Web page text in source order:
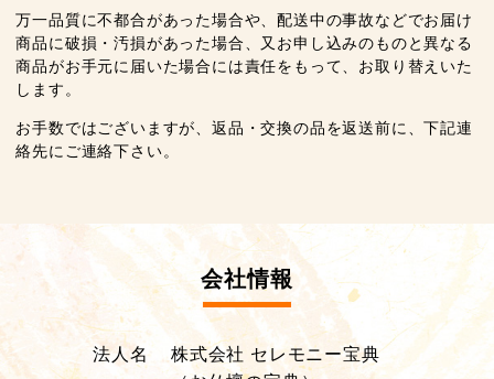
万一品質に不都合があった場合や、配送中の事故などでお届け
商品に破損・汚損があった場合、又お申し込みのものと異なる
商品がお手元に届いた場合には責任をもって、お取り替えいた
します。
お手数ではございますが、返品・交換の品を返送前に、下記連
絡先にご連絡下さい。
会社情報
法人名
株式会社 セレモニー宝典